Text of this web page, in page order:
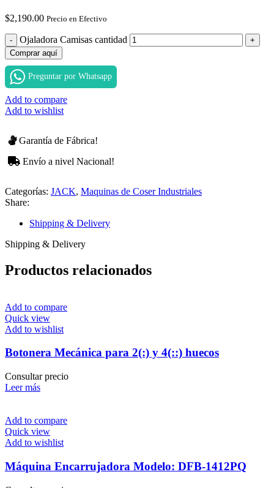
$2,190.00 Precio en Efectivo
Ojaladora Camisas cantidad
Comprar aquí
Preguntar por Whatsapp
Add to compare
Add to wishlist
Garantía de Fábrica!
Envío a nivel Nacional!
Categorías: JACK, Maquinas de Coser Industriales
Share:
Shipping & Delivery
Shipping & Delivery
Productos relacionados
Add to compare
Quick view
Add to wishlist
Botonera Mecánica para 2(:) y 4(::) huecos
Consultar precio
Leer más
Add to compare
Quick view
Add to wishlist
Máquina Encarrujadora Modelo: DFB-1412PQ